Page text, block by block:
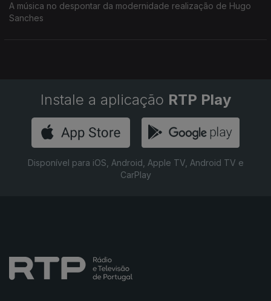
A música no despontar da modernidade realização de Hugo
Sanches
Instale a aplicação RTP Play
Disponível para iOS, Android, Apple TV, Android TV e
CarPlay